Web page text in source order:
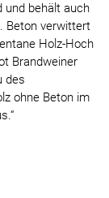
und behält auch
Beton verwittert
Holz-Hoch
Brandweiner
des
ohne Beton im